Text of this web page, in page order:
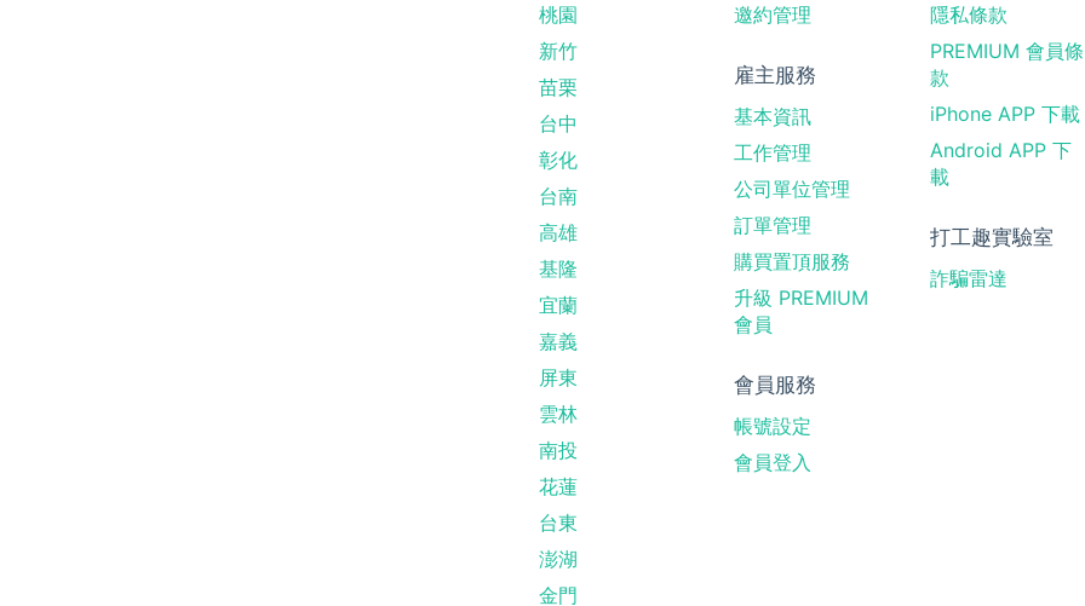
桃園
新竹
苗栗
台中
彰化
台南
高雄
基隆
宜蘭
嘉義
屏東
雲林
南投
花蓮
台東
澎湖
金門
邀約管理
雇主服務
基本資訊
工作管理
公司單位管理
訂單管理
購買置頂服務
升級 PREMIUM
會員
會員服務
帳號設定
會員登入
隱私條款
PREMIUM 會員條
款
iPhone APP 下載
Android APP 下
載
打工趣實驗室
詐騙雷達